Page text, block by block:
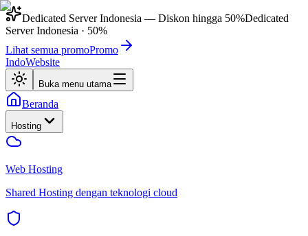
Dedicated Server Indonesia — Diskon hingga 50%Dedicated
Server Indonesia · 50%
Lihat semua promoPromo
IndoWebsite
Buka menu utama
Beranda
Hosting
Web Hosting
Shared Hosting dengan teknologi cloud